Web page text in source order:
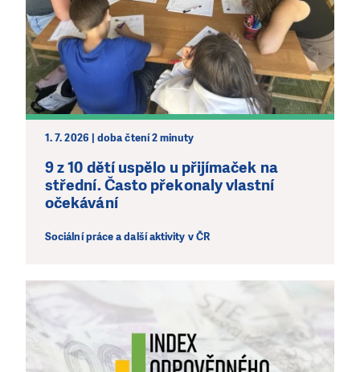
1. 7. 2026 | doba čtení 2 minuty
9 z 10 dětí uspělo u přijímaček na
střední. Často překonaly vlastní
očekávání
Sociální práce a další aktivity v ČR
bez Vaší podpory. Ať už se nám rozhodnete pomoci
jedním darem nebo se stanete pravidelným dárcem
Klubu přátel, Vaše dary nám umožní pomoci vždy tam,
kde je to nejvíce potřeba.
DAROVAT DAROVAT PRAVIDELNĚ